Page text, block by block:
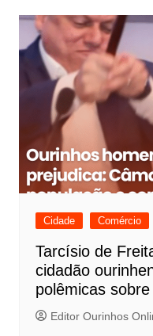
Cidade Comércio
Tarcísio de
cidadão
polêmicas
Editor Ourinhos